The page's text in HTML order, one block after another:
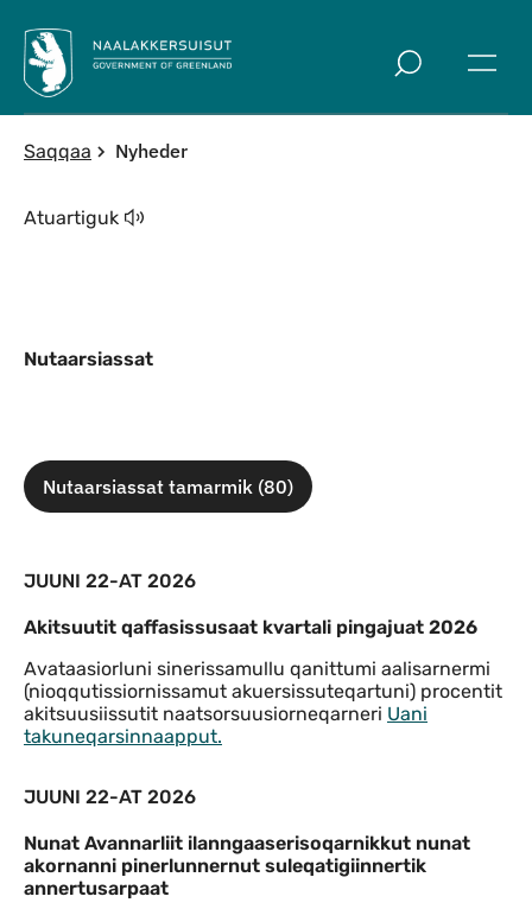
Saqqaa Nyheder
Atuartiguk
Nutaarsiassat
Nutaarsiassat tamarmik (80)
JUUNI 22-AT 2026
Akitsuutit qaffasissusaat kvartali pingajuat 2026
Avataasiorluni sinerissamullu qanittumi aalisarnermi
(nioqqutissiornissamut akuersissuteqartuni) procentit
akitsuusiissutit naatsorsuusiorneqarneri Uani
takuneqarsinnaapput.
JUUNI 22-AT 2026
Nunat Avannarliit ilanngaaserisoqarnikkut nunat
akornanni pinerlunnernut suleqatigiinnertik
annertusarpaat